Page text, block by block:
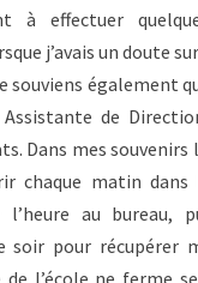
à effectuer
j’avais un doute
souviens également
de
Dans mes souvenirs
chaque matin
au bureau,
soir pour récupérer
l’école ne ferme